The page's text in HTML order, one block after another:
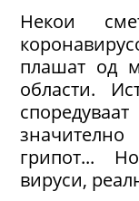
Некои
плашат од
области.
грипот...
вируси,